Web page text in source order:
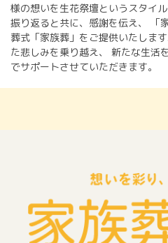
様の想いを生花祭壇というスタイ
振り返ると共に、感謝を伝え、
「
葬式「家族葬」をご提供いたします
た悲しみを乗り越え、
新たな生活
でサポートさせていただきます。